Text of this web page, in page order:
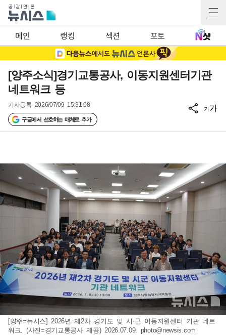
메인 랭킹 섹션 포토
[양주소식]경기교통공사, 이동지원센터기관
네트워크 등
기사등록 2026/07/09 15:31:08
구글에서 선호하는 매체로 추가
가가
[양주=뉴시스] 2026년 제2차 경기도 및 시·군 이동지원센터 기관 네트
워크. (사진=경기교통공사 제공) 2026.07.09. photo@newsis.com